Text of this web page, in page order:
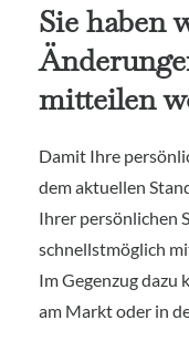
Sie haben
mitteilen
Damit Ihre
dem aktuellen
Ihrer persönlichen
schnellstmöglich
Im Gegenzug dazu
am Markt oder in